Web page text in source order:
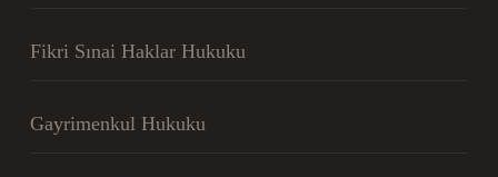
Fikri Sınai Haklar Hukuku
Gayrimenkul Hukuku